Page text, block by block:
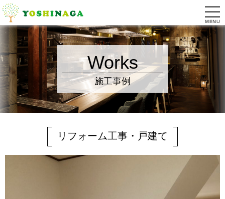
Works
施工事例
リフォーム工事・戸建て